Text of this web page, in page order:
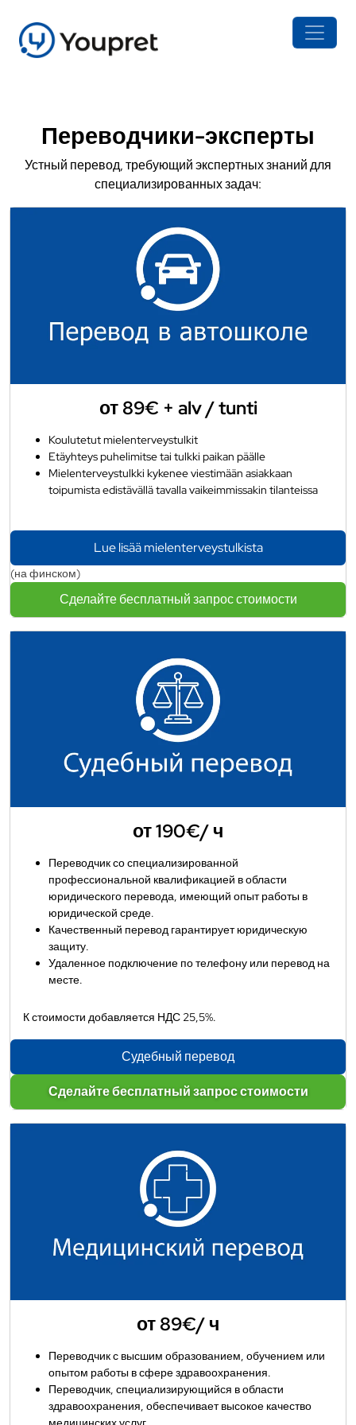
Переводчики-эксперты
Устный перевод, требующий экспертных знаний для
специализированных задач:
от 89€ + alv / tunti
Koulutetut mielenterveystulkit
Etäyhteys puhelimitse tai tulkki paikan päälle
Mielenterveystulkki kykenee viestimään asiakkaan
toipumista edistävällä tavalla vaikeimmissakin tilanteissa
Lue lisää mielenterveystulkista
(на финском)
Сделайте бесплатный запрос стоимости
от 190€/ ч
Переводчик со специализированной
профессиональной квалификацией в области
юридического перевода, имеющий опыт работы в
юридической среде.
Качественный перевод гарантирует юридическую
защиту.
Удаленное подключение по телефону или перевод на
месте.
К стоимости добавляется НДС 25,5%.
Судебный перевод
Сделайте бесплатный запрос стоимости
от 89€/ ч
Переводчик с высшим образованием, обучением или
опытом работы в сфере здравоохранения.
Переводчик, специализирующийся в области
здравоохранения, обеспечивает высокое качество